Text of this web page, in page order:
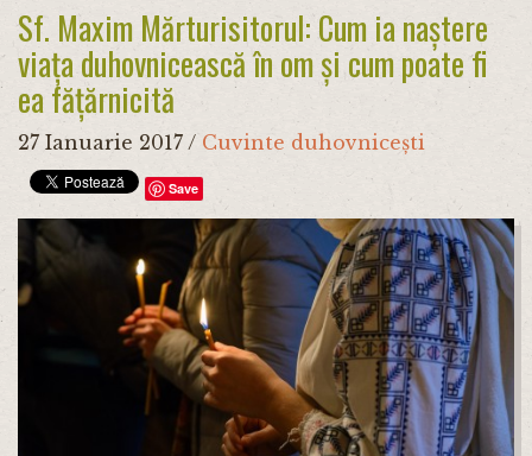
Sf. Maxim Mărturisitorul: Cum ia naștere
viața duhovnicească în om și cum poate fi
ea fățărnicită
27 Ianuarie 2017 / Cuvinte duhovnicești
Save